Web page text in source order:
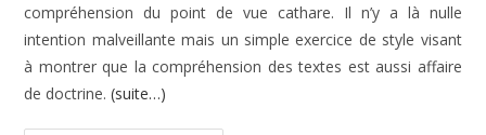
compréhension du point de vue cathare. Il n’y a là nulle
intention malveillante mais un simple exercice de style visant
à montrer que la compréhension des textes est aussi affaire
de doctrine.(suite…)